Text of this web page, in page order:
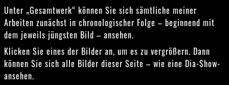
Unter „Gesamtwerk“ können Sie sich sämtliche meiner
Arbeiten zunächst in chronologischer Folge – beginnend mit
dem jeweils jüngsten Bild – ansehen.
Klicken Sie eines der Bilder an, um es zu vergrößern. Dann
können Sie sich alle Bilder dieser Seite – wie eine Dia-Show-
ansehen.